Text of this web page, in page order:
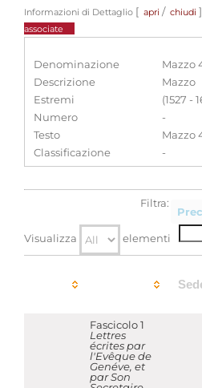
Informazioni di Dettaglio [ apri / chiudi ]
associate
Denominazione
Mazzo
Descrizione
Mazzo
Estremi
(1527 -
Numero
-
Testo
Mazzo
Classificazione
-
Visualizza elementi
Filtra:
Fascicolo 1
Lettres
écrites par
l'Evêque de
Genéve, et
par Son